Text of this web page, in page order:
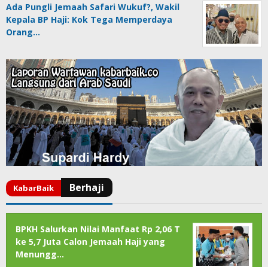
Ada Pungli Jemaah Safari Wukuf?, Wakil
Kepala BP Haji: Kok Tega Memperdaya
Orang…
BPKH Salurkan Nilai Manfaat Rp 2,06 T
ke 5,7 Juta Calon Jemaah Haji yang
Menungg…